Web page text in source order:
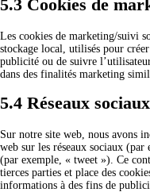
5.3 Cookies de
Les cookies de marketing/suivi
stockage local, utilisés pour
publicité ou de suivre
dans des finalités marketing
5.4 Réseaux sociaux
Sur notre site web, nous avons
web sur les réseaux sociaux
(par exemple, « tweet »). Ce
tierces parties et place des
informations à des fins de